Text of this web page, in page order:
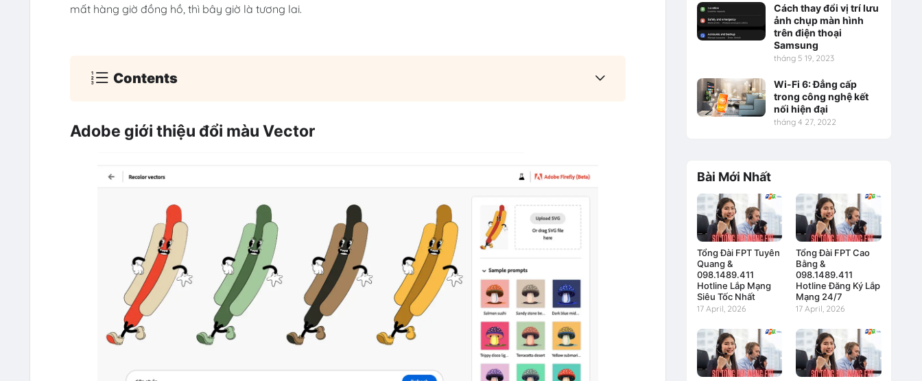
mất hàng giờ đồng hồ, thì bây giờ là tương lai.
Contents
Adobe giới thiệu đổi màu Vector
Cách thay đổi vị trí lưu
ảnh chụp màn hình
trên điện thoại
Samsung
tháng 5 19, 2023
Wi-Fi 6: Đẳng cấp
trong công nghệ kết
nối hiện đại
tháng 4 27, 2022
Bài Mới Nhất
Tổng Đài FPT Tuyên
Quang &
098.1489.411
Hotline Lắp Mạng
Siêu Tốc Nhất
17 April, 2026
Tổng Đài FPT Cao
Bằng &
098.1489.411
Hotline Đăng Ký Lắp
Mạng 24/7
17 April, 2026